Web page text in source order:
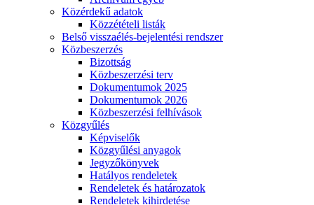
Közérdekű adatok
Közzétételi listák
Belső visszaélés-bejelentési rendszer
Közbeszerzés
Bizottság
Közbeszerzési terv
Dokumentumok 2025
Dokumentumok 2026
Közbeszerzési felhívások
Közgyűlés
Képviselők
Közgyűlési anyagok
Jegyzőkönyvek
Hatályos rendeletek
Rendeletek és határozatok
Rendeletek kihirdetése